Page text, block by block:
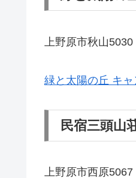
上野原市秋山5030
緑と太陽の丘 キ
民宿三頭山
上野原市西原5067